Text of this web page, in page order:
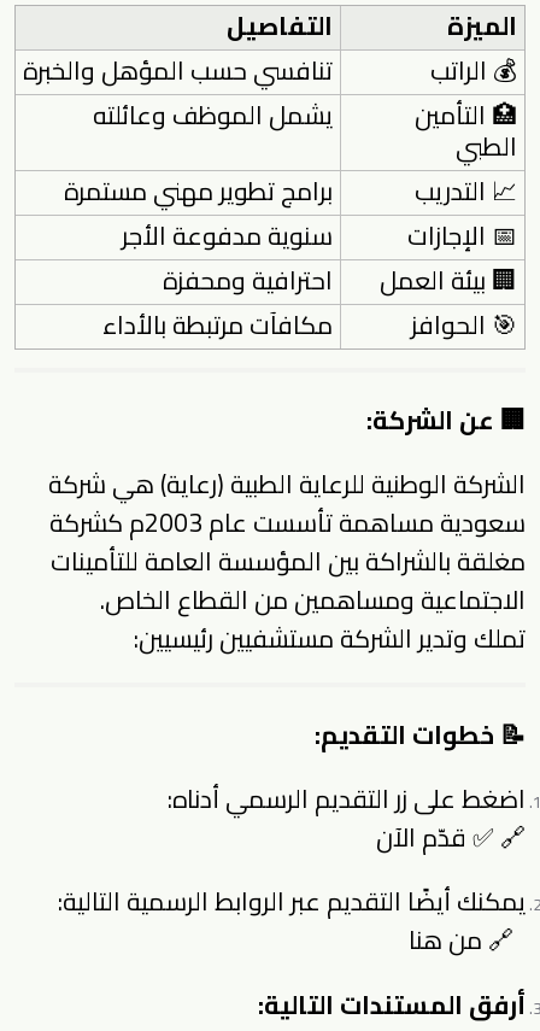
الميزة
التفاصيل
💰 الراتب
تنافسي حسب المؤهل والخبرة
🏥 التأمين
الطبي
يشمل الموظف وعائلته
📈 التدريب
برامج تطوير مهني مستمرة
📅 الإجازات
سنوية مدفوعة الأجر
🏢 بيئة العمل
احترافية ومحفزة
🎯 الحوافز
مكافآت مرتبطة بالأداء
🏢 عن الشركة:
الشركة الوطنية للرعاية الطبية (رعاية) هي شركة
سعودية مساهمة تأسست عام 2003م كشركة
مغلقة بالشراكة بين المؤسسة العامة للتأمينات
الاجتماعية ومساهمين من القطاع الخاص.
تملك وتدير الشركة مستشفيين رئيسيين:
📝 خطوات التقديم:
اضغط على زر التقديم الرسمي أدناه:
🔗✅ قدّم الآن
يمكنك أيضًا التقديم عبر الروابط الرسمية التالية:
🔗من هنا
أرفق المستندات التالية: